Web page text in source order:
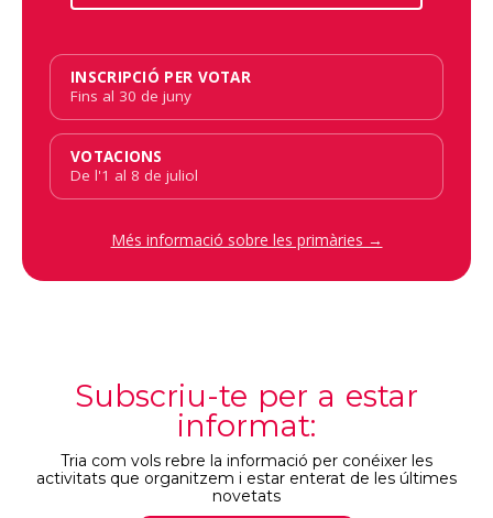
INSCRIPCIÓ PER VOTAR
Fins al 30 de juny
VOTACIONS
De l'1 al 8 de juliol
Més informació sobre les primàries →
Subscriu-te per a estar
informat:
Tria com vols rebre la informació per conéixer les
activitats que organitzem i estar enterat de les últimes
novetats